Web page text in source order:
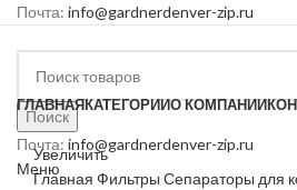
Почта: info@gardnerdenver-zip.ru
Поиск
Почта: info@gardnerdenver-zip.ru
Меню
ГЛАВНАЯКАТЕГОРИИО КОМПАНИИ
Увеличить
Главная Фильтры Сепараторы для